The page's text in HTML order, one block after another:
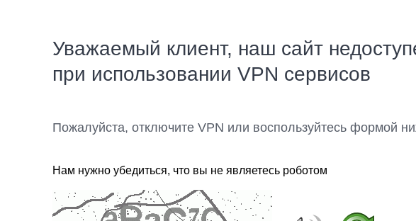
Уважаемый клиент, наш сайт
при использовании VPN сервисов
Пожалуйста, отключите VPN или воспользуйтесь формой
Нам нужно убедиться, что вы не являетесь роботом